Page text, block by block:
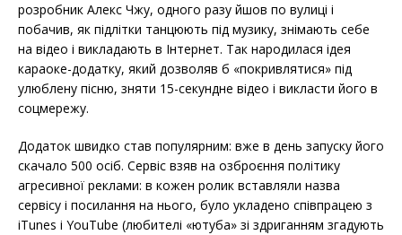
розробник Алекс Чжу, одного разу йшов по вулиці і
побачив, як підлітки танцюють під музику, знімають себе
на відео і викладають в Інтернет. Так народилася ідея
караоке-додатку, який дозволяв б «покривлятися» під
улюблену пісню, зняти 15-секундне відео і викласти його в
соцмережу.
Додаток швидко став популярним: вже в день запуску його
скачало 500 осіб. Сервіс взяв на озброєння політику
агресивної реклами: в кожен ролик вставляли назва
сервісу і посилання на нього, було укладено співпрацею з
iTunes і YouTube (любителі «ютуба» зі здриганням згадують